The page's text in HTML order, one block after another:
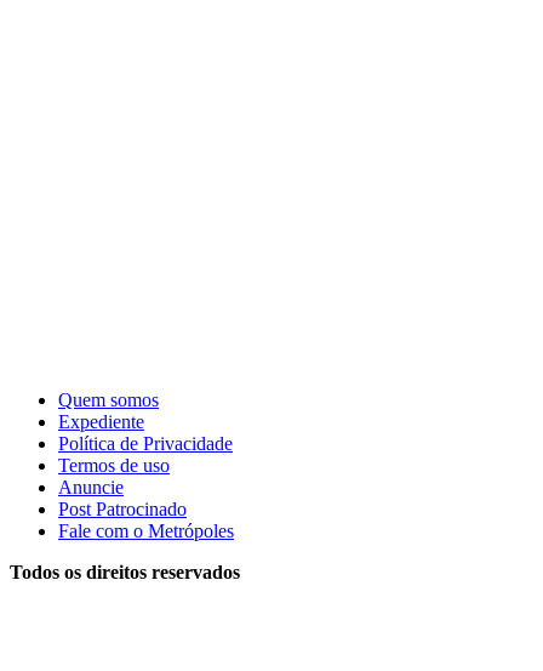
Quem somos
Expediente
Política de Privacidade
Termos de uso
Anuncie
Post Patrocinado
Fale com o Metrópoles
Todos os direitos reservados